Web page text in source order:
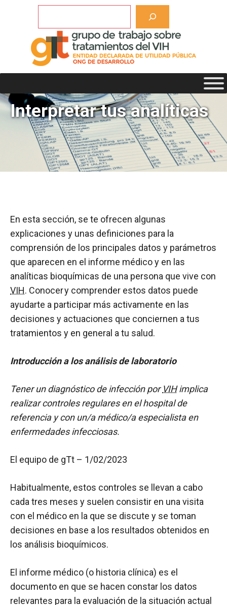
Interpretar tus analíticas
En esta sección, se te ofrecen algunas
explicaciones y unas definiciones para la
comprensión de los principales datos y parámetros
que aparecen en el informe médico y en las
analíticas bioquímicas de una persona que vive con
VIH. Conocer y comprender estos datos puede
ayudarte a participar más activamente en las
decisiones y actuaciones que conciernen a tus
tratamientos y en general a tu salud.
Introducción a los análisis de laboratorio
Tener un diagnóstico de infección por VIHimplica
realizar controles regulares en el hospital de
referencia y con un/a médico/a especialista en
enfermedades infecciosas.
El equipo de gTt – 1/02/2023
Habitualmente, estos controles se llevan a cabo
cada tres meses y suelen consistir en una visita
con el médico en la que se discute y se toman
decisiones en base a los resultados obtenidos en
los análisis bioquímicos.
El informe médico (o historia clínica) es el
documento en que se hacen constar los datos
relevantes para la evaluación de la situación actual